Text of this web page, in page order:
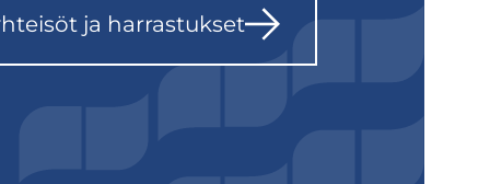
ja har­ras­tuk­set